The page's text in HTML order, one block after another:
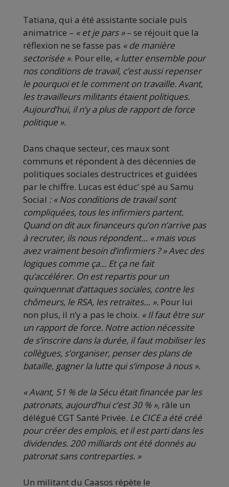
Tatiana, qui a été assistante sociale puis
animatrice – « et je pars »– se réjouit que la
réflexion ne se fasse pas « de manière
sectorisée ». Pour elle, « lutter ensemble pour
nos conditions de travail, c’est aussi repenser
le pourquoi et le comment on travaille. Avant,
les travailleurs militants étaient politiques.
Aujourd’hui, il n’y a plus de rapport de force
politique ».
Dans chaque secteur, ces maux sont
communs et répondent à des décennies de
politiques sociales destructrices et guidées
par le chiffre. Lucas est éduc’ spé au Samu
Social : « Nos conditions de travail sont
compliquées, tous les infirmiers partent.
Quand on dit aux financeurs qu’on n’arrive pas
à recruter, ils nous répondent… « mais vous
avez vraiment besoin d’infirmiers ? » Avec des
logiques comme ça… Et ça ne fait
qu’accélérer. On est repartis pour un
quinquennat d’attaques sociales, contre les
chômeurs, le RSA, les retraites… ». Pour lui
non plus, il n’y a pas le choix. « Il faut être sur
un rapport de force. Notre action nécessite
de s’inscrire dans la durée, il faut mobiliser les
collègues, s’organiser, penser des plans de
bataille, gagner la lutte qui s’impose à nous ».
« Avant, 51 % de la Sécu était financée par les
patronats, aujourd’hui c’est 30 % », râle un
délégué CGT Santé Privée. Le CICE a été créé
pour créer des emplois, et il est parti dans les
dividendes. 200 milliards ont été donnés au
patronat sans contreparties. »
Un militant du Caasos répète le